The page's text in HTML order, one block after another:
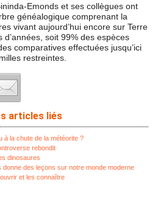
Emonds et ses collègues ont
généalogique comprenant la
vivant aujourd’hui encore sur Terre
soit 99% des espèces
comparatives effectuées jusqu’ici
restreintes.
articles liés
à la chute de la météorite ?
rebondit
dinosaures
donne des leçons sur notre monde moderne
et les connaître